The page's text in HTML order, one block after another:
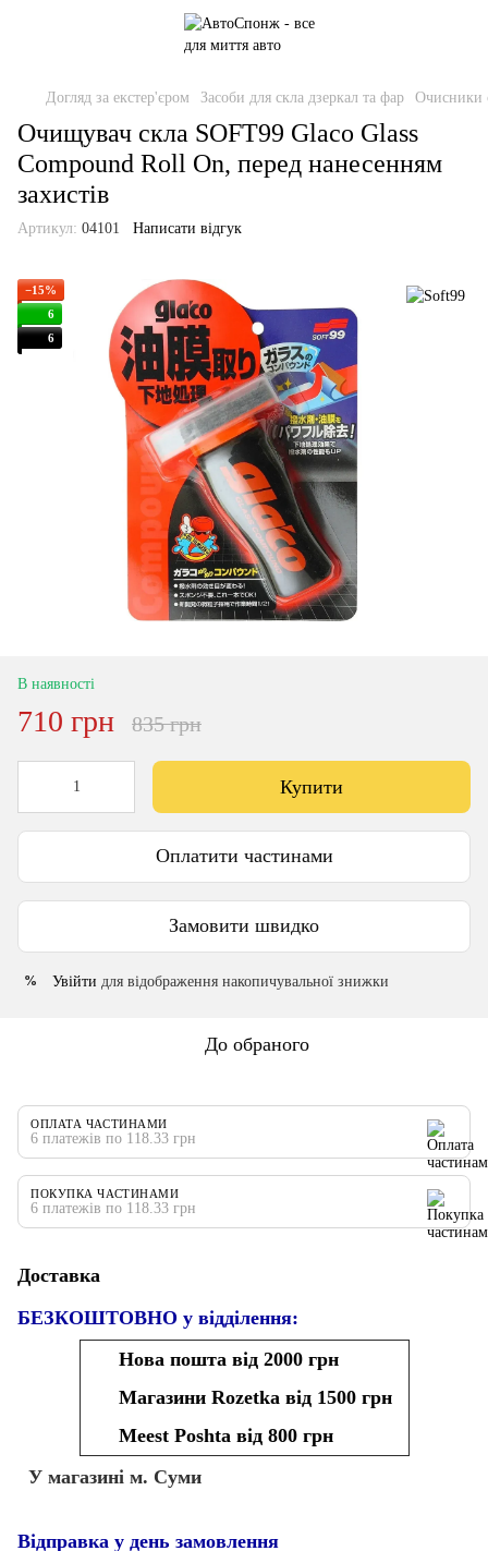
Догляд за екстер'єром Засоби для скла дзеркал та фар Очисники
Очищувач скла SOFT99 Glaco Glass
Compound Roll On, перед нанесенням
захистів
Артикул: 04101 Написати відгук
−15%
6
6
В наявності
710 грн 835 грн
Купити
Оплатити частинами
Замовити швидко
% Увійти для відображення накопичувальної знижки
До обраного
ОПЛАТА ЧАСТИНАМИ
6 платежів по 118.33 грн
ПОКУПКА ЧАСТИНАМИ
6 платежів по 118.33 грн
Доставка
БЕЗКОШТОВНО у відділення:
Нова пошта від 2000 грн
Магазини Rozetka від 1500 грн
Meest Poshta від 800 грн
У магазині м. Суми
Відправка у день замовлення